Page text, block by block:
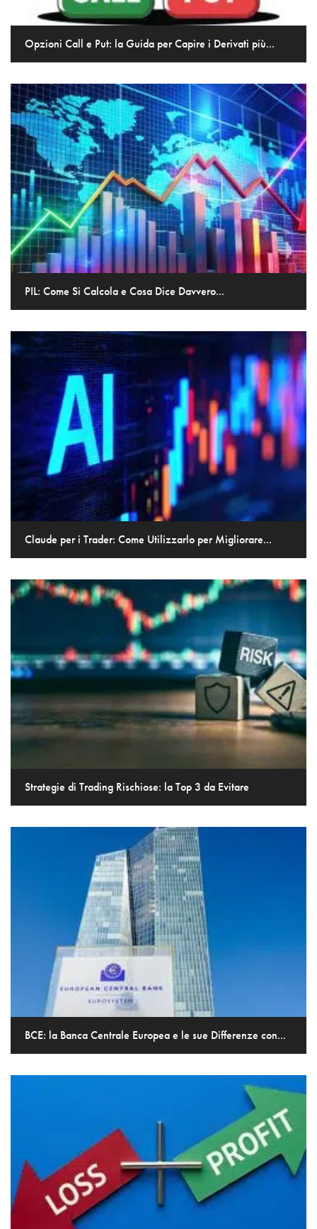
Opzioni Call e Put: la Guida per Capire i Derivati più...
PIL: Come Si Calcola e Cosa Dice Davvero...
Claude per i Trader: Come Utilizzarlo per Migliorare...
Strategie di Trading Rischiose: la Top 3 da Evitare
BCE: la Banca Centrale Europea e le sue Differenze con...